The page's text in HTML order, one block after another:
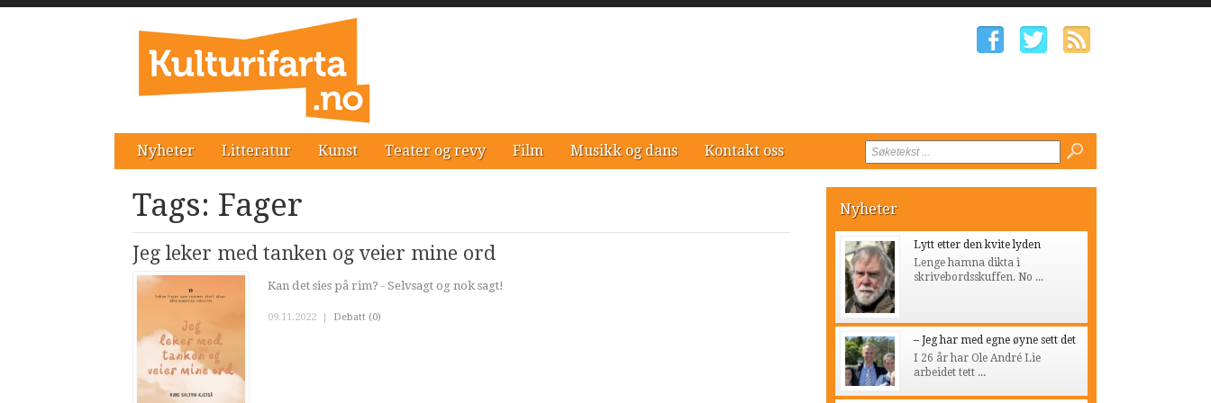
Nyheter Litteratur Kunst Teater og revy Film Musikk og dans Kontakt oss
Tags: Fager
Jeg leker med tanken og veier mine ord
Kan det sies på rim? - Selvsagt og nok sagt!
09.11.2022 | Debatt (0)
Nyheter
Lytt etter den kvite lyden
Lenge hamna dikta i
skrivebordsskuffen. No ...
– Jeg har med egne øyne sett det
I 26 år har Ole André Lie
arbeidet tett ...